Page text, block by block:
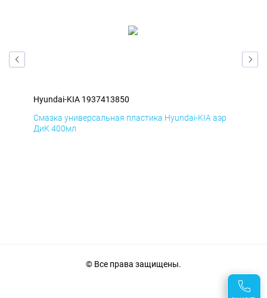
Hyundai-KIA 1937413850
Смазка универсальная пластика Hyundai-KIA аэр
ДиК 400мл
© Все права защищены.